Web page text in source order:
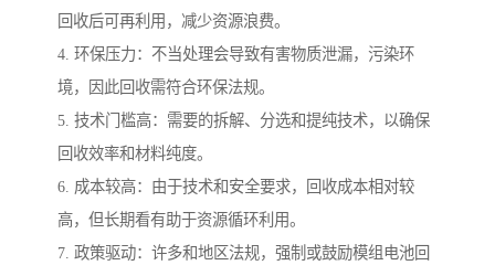
回收后可再利用，减少资源浪费。
4. 环保压力：不当处理会导致有害物质泄漏，污染环
境，因此回收需符合环保法规。
5. 技术门槛高：需要的拆解、分选和提纯技术，以确保
回收效率和材料纯度。
6. 成本较高：由于技术和安全要求，回收成本相对较
高，但长期看有助于资源循环利用。
7. 政策驱动：许多和地区法规，强制或鼓励模组电池回